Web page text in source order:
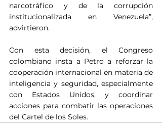
narcotráfico y de la corrupción
institucionalizada en Venezuela”,
advirtieron.
Con esta decisión, el Congreso
colombiano insta a Petro a reforzar la
cooperación internacional en materia de
inteligencia y seguridad, especialmente
con Estados Unidos, y coordinar
acciones para combatir las operaciones
del Cartel de los Soles.